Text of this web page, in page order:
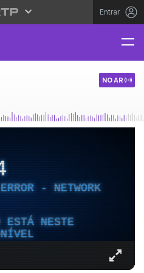
Entrar
NO AR
- NETWORK
ESTÁ NESTE